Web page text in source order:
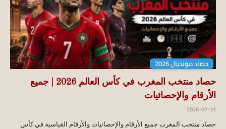
حصاد مونديال 2026
حصاد منتخب المغرب في كأس العالم 2026 | جميع
الأرقام والإحصائيات
2026-07-31
حصاد منتخب المغرب جميع الأرقام والإحصائيات والأرقام القياسية في كأس